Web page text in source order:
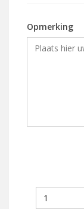
Opmerking